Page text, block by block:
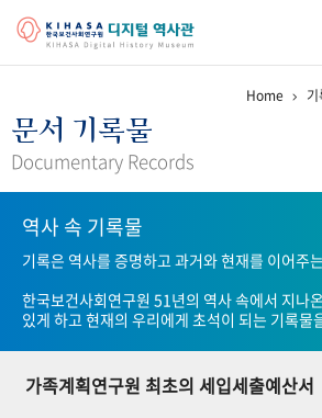
걸어온 길 기관 변천사
연구 역사
정책과 연구 키워드로 보는 연구 역사
기록물 아카이브
사진 아카이브 문서 기록물 행정박물
Home
문서 기록물
Documentary Records
역사 속 기록물
기록은 역사를 증명하고 과거와 현재를 이어주
한국보건사회연구원 51년의 역사 속에서 지나
있게 하고 현재의 우리에게 초석이 되는 기록물
가족계획연구원 최초의 세입세출예산서